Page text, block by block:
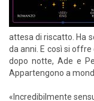
attesa di riscatto. Ha
da anni. E così si
dopo notte, Ade e
Appartengono a
«Incredibilmente